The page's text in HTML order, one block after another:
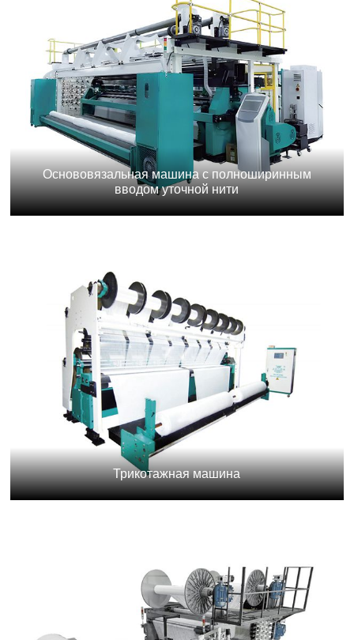
Основовязальная машина с полноширинным
вводом уточной нити
Трикотажная машина